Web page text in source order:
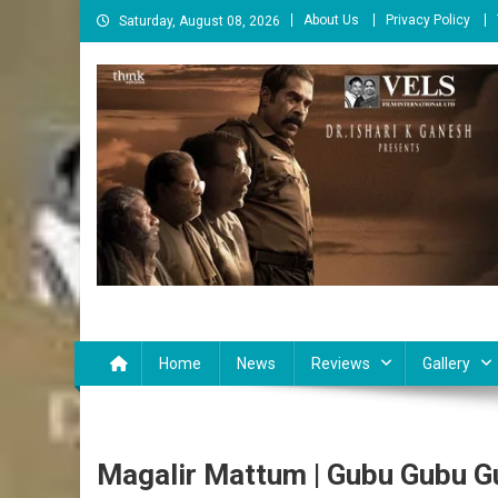
Skip
to
content
Saturday, August 08, 2026 About Us Privacy Policy
Cinema Paarvai
Home News Reviews Gallery
Magalir Mattum | Gubu Gubu